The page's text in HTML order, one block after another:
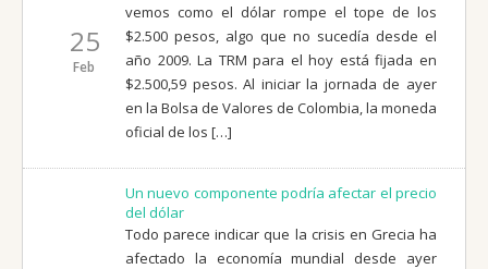
25
Feb
vemos como el dólar rompe el tope de los
$2.500 pesos, algo que no sucedía desde el
año 2009. La TRM para el hoy está fijada en
$2.500,59 pesos. Al iniciar la jornada de ayer
en la Bolsa de Valores de Colombia, la moneda
oficial de los […]
Un nuevo componente podría afectar el precio
del dólar
Todo parece indicar que la crisis en Grecia ha
afectado la economía mundial desde ayer